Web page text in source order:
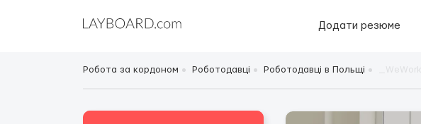
Додати резюме
Робота за кордоном Роботодавці Роботодавці в Польщі